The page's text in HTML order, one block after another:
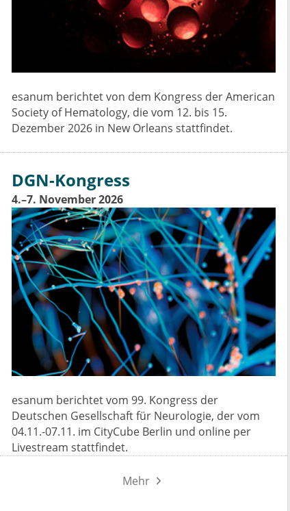
esanum berichtet von dem Kongress der American
Society of Hematology, die vom 12. bis 15.
Dezember 2026 in New Orleans stattfindet.
DGN-Kongress
4.–7. November 2026
esanum berichtet vom 99. Kongress der
Deutschen Gesellschaft für Neurologie, der vom
04.11.-07.11. im CityCube Berlin und online per
Livestream stattfindet.
Mehr